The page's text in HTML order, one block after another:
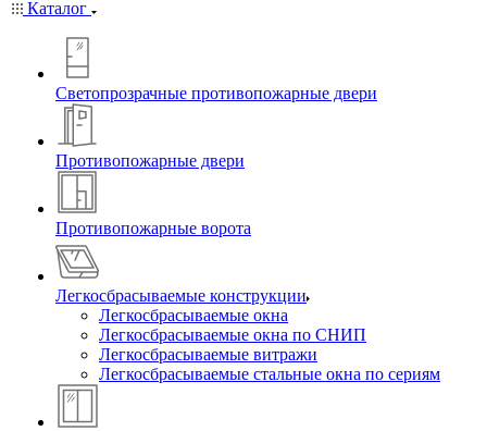
Каталог
Светопрозрачные противопожарные двери
Противопожарные двери
Противопожарные ворота
Легкосбрасываемые конструкции
Легкосбрасываемые окна
Легкосбрасываемые окна по СНИП
Легкосбрасываемые витражи
Легкосбрасываемые стальные окна по сериям